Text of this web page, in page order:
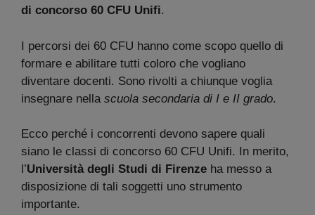
di concorso 60 CFU Unifi.
I percorsi dei 60 CFU hanno come scopo quello di
formare e abilitare tutti coloro che vogliano
diventare docenti. Sono rivolti a chiunque voglia
insegnare nella scuola secondaria di I e II grado.
Ecco perché i concorrenti devono sapere quali
siano le classi di concorso 60 CFU Unifi. In merito,
l’Università degli Studi di Firenze ha messo a
disposizione di tali soggetti uno strumento
importante.